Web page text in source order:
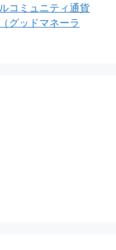
コミュニティ通貨
グッドマネーラ